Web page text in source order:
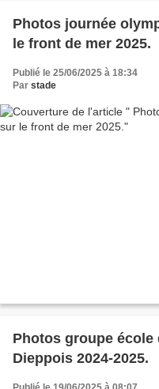
Photos journée
le front de mer 2025.
Publié le 25/06/2025 à 18:34
Par stade
Photos groupe école
Dieppois 2024-2025.